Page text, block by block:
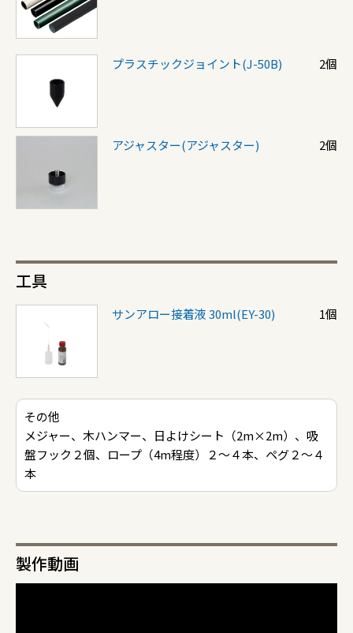
プラスチックジョイント(J-50B) 2個
アジャスター(アジャスター) 2個
工具
サンアロー接着液 30ml(EY-30) 1個
その他
メジャー、木ハンマー、日よけシート（2m×2m）、吸
盤フック２個、ロープ（4m程度）２～４本、ペグ２～４
本
製作動画